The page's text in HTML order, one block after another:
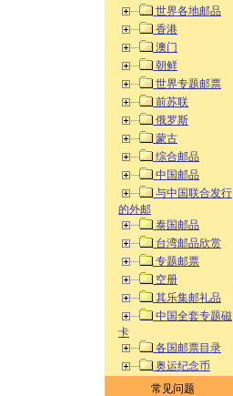
世界各地邮品
香港
澳门
朝鲜
世界专题邮票
前苏联
俄罗斯
蒙古
综合邮品
中国邮品
与中国联合发行
的外邮
泰国邮品
台湾邮品欣赏
专题邮票
空册
其乐集邮礼品
中国全套专题磁
卡
各国邮票目录
奥运纪念币
常见问题